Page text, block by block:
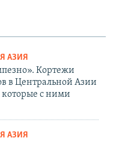
АЗИЯ
Кортежи
в Центральной Азии
которые с ними
АЗИЯ